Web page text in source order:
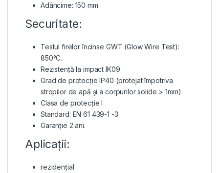
Adâncime: 150 mm
Securitate:
Testul firelor încinse GWT (Glow Wire Test):
850°C.
Rezistență la impact IK09
Grad de protecție IP40 (protejat împotriva
stropilor de apă și a corpurilor solide > 1mm)
Clasa de protecție I
Standard: EN 61 439-1 -3
Garanție 2 ani.
Aplicații:
rezidențial